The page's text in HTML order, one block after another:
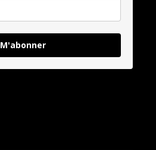
M'abonner